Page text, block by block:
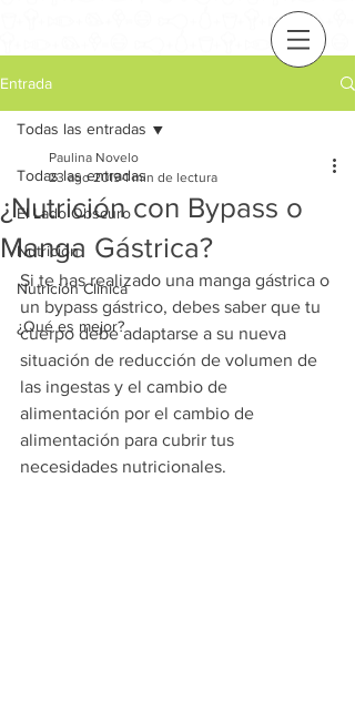
Entrada
Todas las entradas
El Lado Obscuro
Nutrición
Nutrición Clínica
¿Qué es mejor?
Todas las entradas
¿Nutrición con Bypass o
Manga Gástrica?
Paulina Novelo
23 ago 2019 1 min de lectura
Si te has realizado una manga gástrica o
un bypass gástrico, debes saber que tu
cuerpo debe adaptarse a su nueva
situación de reducción de volumen de
las ingestas y el cambio de
alimentación por el cambio de
alimentación para cubrir tus
necesidades nutricionales.